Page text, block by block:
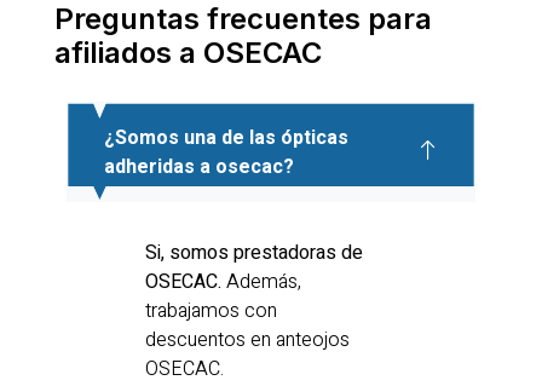
Preguntas frecuentes para
afiliados a OSECAC
¿Somos una de las ópticas
adheridas a osecac?
Si, somos prestadoras de
OSECAC. Además,
trabajamos con
descuentos en anteojos
OSECAC.